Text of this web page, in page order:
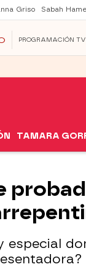
Griso Sabah
PROGRAMACIÓN TV
TAMARA
especial